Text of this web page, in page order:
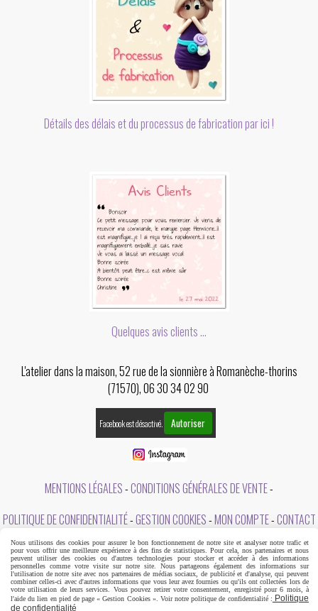
Détails des délais et du processus de fabrication par ici !
Quelques avis clients ...
L'atelier dans la maison, 52 rue de la sionnière à Romanèche-thorins
(71570), 06 30 34 02 90
Facebook est désactivé. Autoriser
MENTIONS LÉGALES CONDITIONS GÉNÉRALES DE VENTE
POLITIQUE DE CONFIDENTIALITÉ GESTION COOKIES MON COMPTE CONTACT
A PROPOS DE L'ATELIER DANS LA MAISON
Nous utilisons des cookies pour assurer le bon fonctionnement de notre site et analyser notre trafic et
pour vous offrir une meilleure expérience à des fins de statistiques. Pour cela, nos partenaires et nous
peuvent utiliser des cookies ou d'autres technologies pour stocker et accéder à des informations
personnelles comme votre visite sur notre site. Nous partageons également des informations sur
l'utilisation de notre site avec nos partenaires de médias sociaux, de publicité et d'analyse, qui peuvent
combiner celles-ci avec d'autres informations que vous leur avez fournies ou qu'ils ont collectées lors de
votre utilisation de leurs services. Vous pouvez retirer votre consentement, enregistré pour 6 mois, à
l'aide du lien en pied de page « Gestion Cookies ». Voir notre politique de confidentialité : Politique
de confidentialité